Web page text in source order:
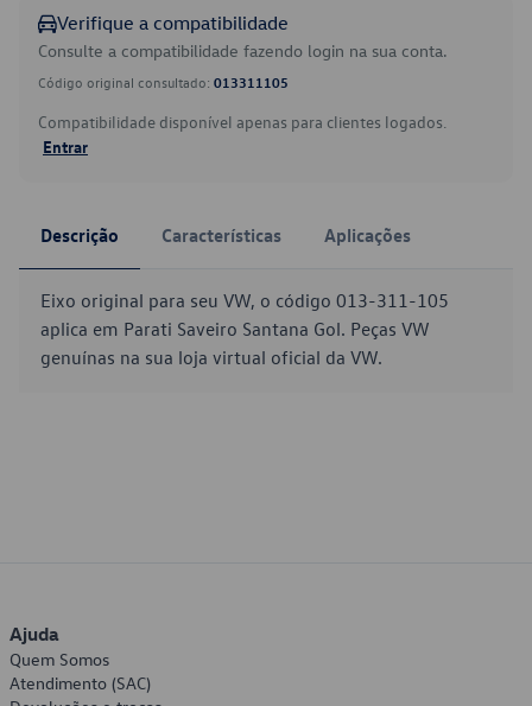
Verifique a compatibilidade
Consulte a compatibilidade fazendo login na sua conta.
Código original consultado: 013311105
Compatibilidade disponível apenas para clientes logados.
Entrar
Descrição Características Aplicações
Eixo original para seu VW, o código 013-311-105
aplica em Parati Saveiro Santana Gol. Peças VW
genuínas na sua loja virtual oficial da VW.
Ajuda
Quem Somos
Atendimento (SAC)